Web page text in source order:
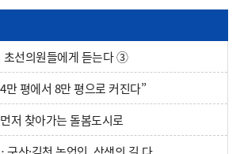
초선의원들에게 듣는다 ③
만 평에서 8만 평으로 커진다”
저 찾아가는 돌봄도시로